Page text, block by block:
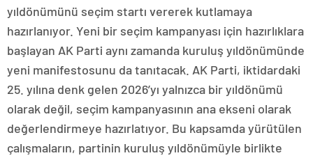
yıldönümünü seçim startı vererek kutlamaya
hazırlanıyor. Yeni bir seçim kampanyası için hazırlıklara
başlayan AK Parti aynı zamanda kuruluş yıldönümünde
yeni manifestosunu da tanıtacak. AK Parti, iktidardaki
25. yılına denk gelen 2026’yı yalnızca bir yıldönümü
olarak değil, seçim kampanyasının ana ekseni olarak
değerlendirmeye hazırlatıyor. Bu kapsamda yürütülen
çalışmaların, partinin kuruluş yıldönümüyle birlikte